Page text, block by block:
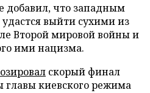
добавил, что западным
удастся выйти сухими из
Второй мировой войны и
ими нацизма.
скорый финал
главы киевского режима